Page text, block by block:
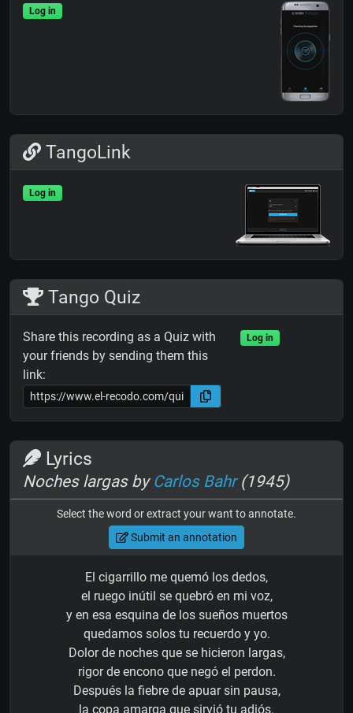
Log in
TangoLink
Log in
Tango Quiz
Share this recording as a Quiz with
your friends by sending them this
link:
Log in
Lyrics
Noches largas by Carlos Bahr(1945)
Select the word or extract your want to annotate.
Submit an annotation
El cigarrillo me quemó los dedos,
el ruego inútil se quebró en mi voz,
y en esa esquina de los sueños muertos
quedamos solos tu recuerdo y yo.
Dolor de noches que se hicieron largas,
rigor de encono que negó el perdon.
Después la fiebre de apuar sin pausa,
la copa amarga que sirvió tu adiós.